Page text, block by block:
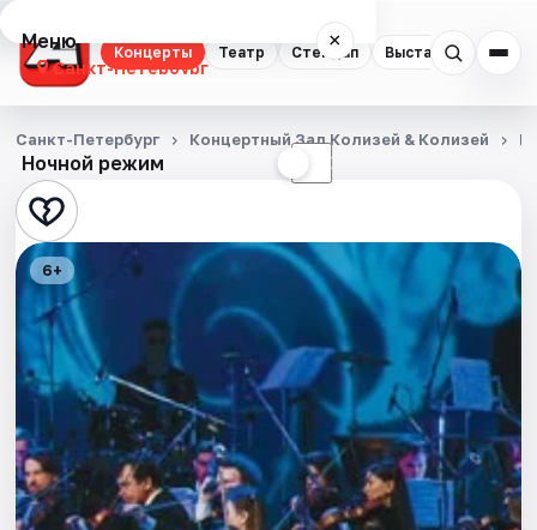
Концерты Театр Стендап Выставки
Меню ×
Санкт-Петербург
Концерты
Театр
Стендап
Выставки
Квесты
Экскурсии
Спорт
События
Ночной режим ☾
Санкт-Петербург Концертный Зал Колизей & Колизей
6+